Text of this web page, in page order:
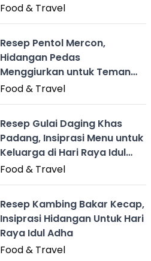
Food & Travel
Resep Pentol Mercon,
Hidangan Pedas
Menggiurkan untuk Teman
Akhir Pekan
Food & Travel
Resep Gulai Daging Khas
Padang, Insiprasi Menu untuk
Keluarga di Hari Raya Idul
Adha
Food & Travel
Resep Kambing Bakar Kecap,
Insiprasi Hidangan Untuk Hari
Raya Idul Adha
Food & Travel